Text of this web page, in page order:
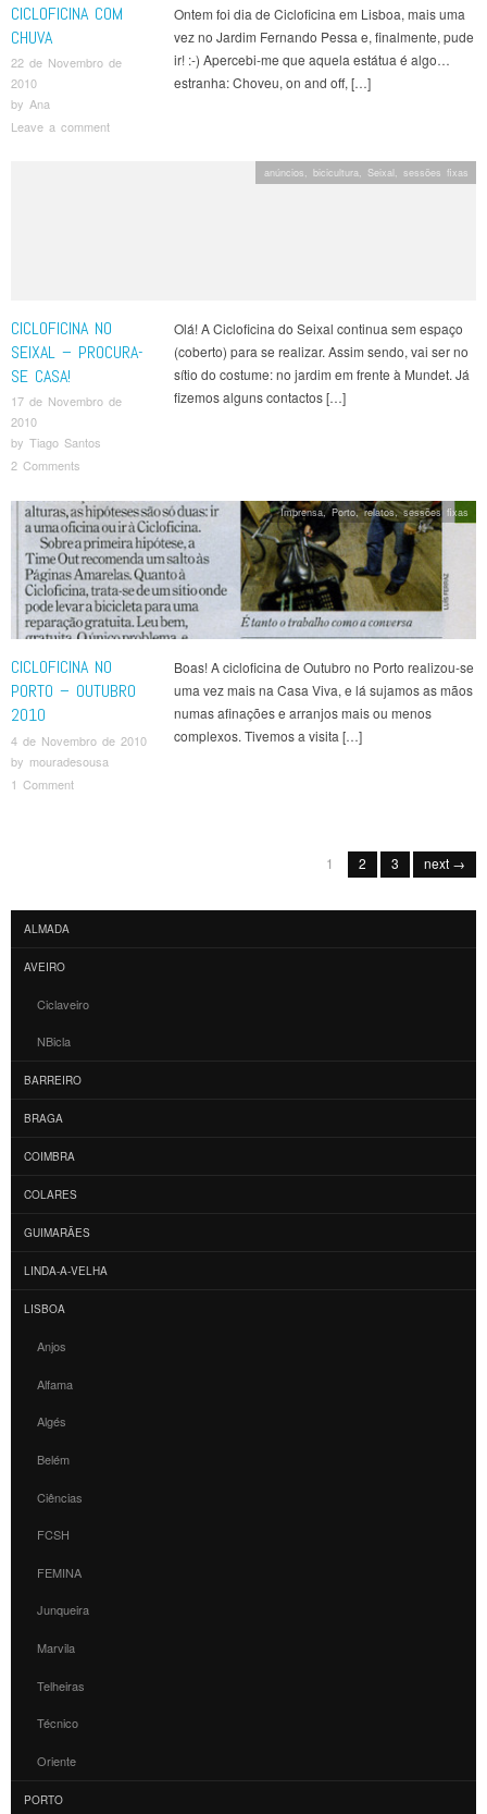
CICLOFICINA COM
CHUVA
22 de Novembro de
2010
by Ana
Leave a comment
Ontem foi dia de Cicloficina em Lisboa, mais uma
vez no Jardim Fernando Pessa e, finalmente, pude
ir! :-) Apercebi-me que aquela estátua é algo…
estranha: Choveu, on and off, […]
CICLOFICINA NO
SEIXAL – PROCURA-
SE CASA!
17 de Novembro de
2010
by Tiago Santos
2 Comments
Olá! A Cicloficina do Seixal continua sem espaço
(coberto) para se realizar. Assim sendo, vai ser no
sítio do costume: no jardim em frente à Mundet. Já
fizemos alguns contactos […]
anúncios, bicicultura, Seixal , sessões fixas
CICLOFICINA NO
PORTO – OUTUBRO
2010
4 de Novembro de 2010
by mouradesousa
1 Comment
Boas! A cicloficina de Outubro no Porto realizou-se
uma vez mais na Casa Viva, e lá sujamos as mãos
numas afinações e arranjos mais ou menos
complexos. Tivemos a visita […]
Imprensa,Porto,relatos,sessões fixas
1 2 3 next →
ALMADA
AVEIRO
Ciclaveiro
NBicla
BARREIRO
BRAGA
COIMBRA
COLARES
GUIMARÃES
LINDA-A-VELHA
LISBOA
Anjos
Alfama
Algés
Belém
Ciências
FCSH
FEMINA
Junqueira
Marvila
Telheiras
Técnico
Oriente
PORTO